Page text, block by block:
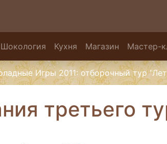
Шокология Кухня Магазин Мастер-
Игры 2011: отборочный тур
третьего